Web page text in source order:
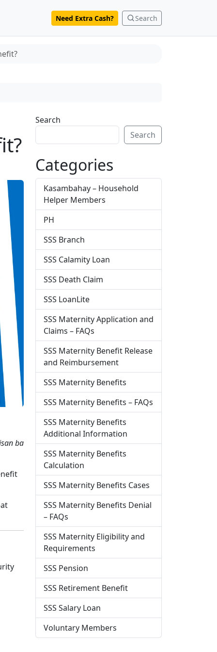
Need Extra Cash? Search
ba
Search
Search
Categories
Kasambahay – Household
Helper Members
PH
SSS Branch
SSS Calamity Loan
SSS Death Claim
SSS LoanLite
SSS Maternity Application and
Claims – FAQs
SSS Maternity Benefit Release
and Reimbursement
SSS Maternity Benefits
SSS Maternity Benefits – FAQs
SSS Maternity Benefits
Additional Information
SSS Maternity Benefits
Calculation
SSS Maternity Benefits Cases
SSS Maternity Benefits Denial
– FAQs
SSS Maternity Eligibility and
Requirements
SSS Pension
SSS Retirement Benefit
SSS Salary Loan
Voluntary Members